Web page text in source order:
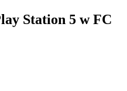
Station 5 w FC